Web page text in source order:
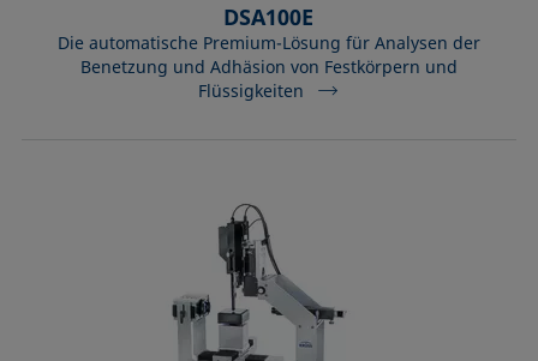
DSA100E
Die automatische Premium-Lösung für Analysen der
Benetzung und Adhäsion von Festkörpern und
Flüssigkeiten